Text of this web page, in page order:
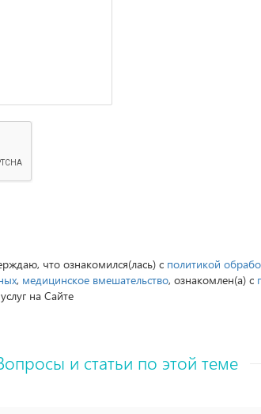
что ознакомился(лась) с политикой
, медицинское вмешательство, ознакомлен(а) с
на Сайте
и статьи по этой теме